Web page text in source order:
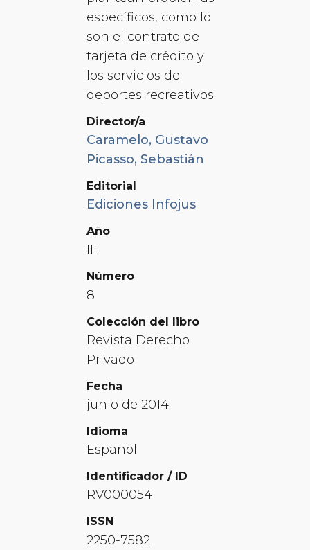
específicos, como lo
son el contrato de
tarjeta de crédito y
los servicios de
deportes recreativos.
Director/a
Caramelo, Gustavo
Picasso, Sebastián
Editorial
Ediciones Infojus
Año
III
Número
8
Colección del libro
Revista Derecho
Privado
Fecha
junio de 2014
Idioma
Español
Identificador / ID
RV000054
ISSN
2250-7582